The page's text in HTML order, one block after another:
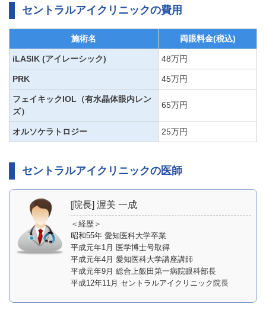
セントラルアイクリニックの費用
施術名 両眼料金(税込)
iLASIK (アイレーシック) 48万円
PRK 45万円
フェイキックIOL（有水晶体眼内レン
ズ）
65万円
オルソケラトロジー 25万円
セントラルアイクリニックの医師
[院長] 渥美 一成
＜経歴＞
昭和55年 愛知医科大学卒業
平成元年1月 医学博士号取得
平成元年4月 愛知医科大学講座講師
平成元年9月 総合上飯田第一病院眼科部長
平成12年11月 セントラルアイクリニック院長